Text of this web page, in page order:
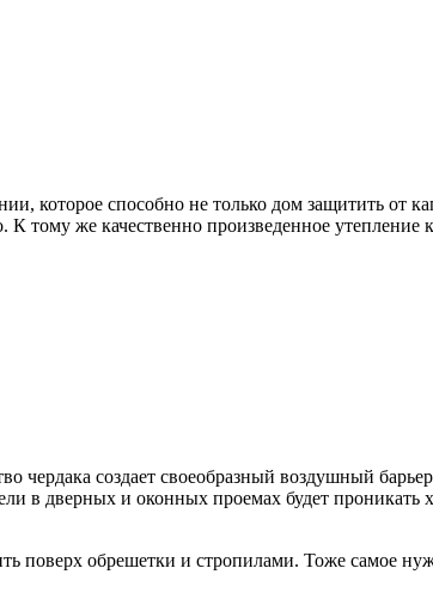
которое способно не только дом защитить от
тому же качественно произведенное утепление
чердака создает своеобразный воздушный
в дверных и оконных проемах будет
поверх обрешетки и стропилами. Тоже самое